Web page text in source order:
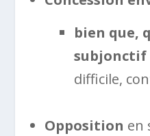
bien que,
subjonctif
difficile,
Opposition en